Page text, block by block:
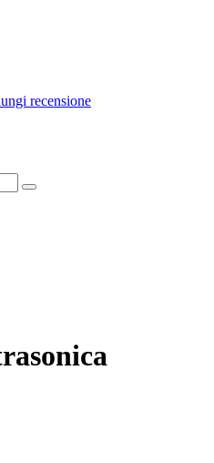
recensione